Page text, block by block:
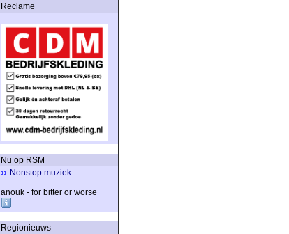
Reclame
Nu op RSM
Nonstop muziek
anouk - for bitter or worse
Regionieuws